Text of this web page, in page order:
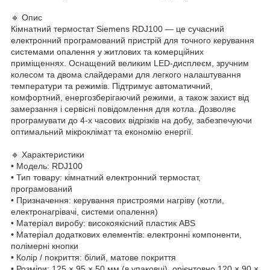
🔹 Опис
Кімнатний термостат Siemens RDJ100 — це сучасний
електронний програмований пристрій для точного керування
системами опалення у житлових та комерційних
приміщеннях. Оснащений великим LED-дисплеєм, зручним
колесом та двома слайдерами для легкого налаштування
температури та режимів. Підтримує автоматичний,
комфортний, енергозберігаючий режими, а також захист від
замерзання і сервісні повідомлення для котла. Дозволяє
програмувати до 4-х часових відрізків на добу, забезпечуючи
оптимальний мікроклімат та економію енергії.
🔹 Характеристики
• Модель: RDJ100
• Тип товару: кімнатний електронний термостат,
програмований
• Призначення: керування пристроями нагріву (котли,
електронагрівачі, системи опалення)
• Матеріал виробу: високоякісний пластик ABS
• Матеріал додаткових елементів: електронні компоненти,
полімерні кнопки
• Колір / покриття: білий, матове покриття